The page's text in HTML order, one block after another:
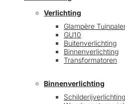
Verlichting
Glampère
GU10
Buitenverlichting
Binnenverlichting
Transformatoren
Binnenverlichting
Schilderijverlichting